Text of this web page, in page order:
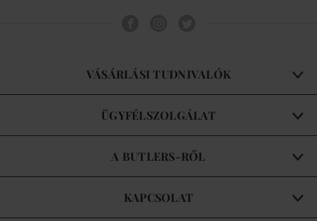
VÁSÁRLÁSI TUDNIVALÓK
ÜGYFÉLSZOLGÁLAT
A BUTLERS-RŐL
KAPCSOLAT